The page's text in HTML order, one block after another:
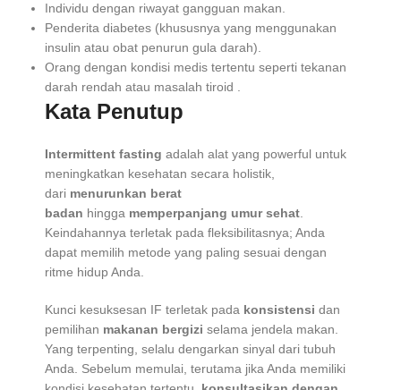
Individu dengan riwayat gangguan makan.
Penderita diabetes (khususnya yang menggunakan
insulin atau obat penurun gula darah).
Orang dengan kondisi medis tertentu seperti tekanan
darah rendah atau masalah tiroid
Kata Penutup
Intermittent fasting adalah alat yang powerful untuk
meningkatkan kesehatan secara holistik,
dari menurunkan berat
badan hingga memperpanjang umur sehat
Keindahannya terletak pada fleksibilitasnya; Anda
dapat memilih metode yang paling sesuai dengan
ritme hidup Anda.
Kunci kesuksesan IF terletak pada konsistensi dan
pemilihan makanan bergizi selama jendela makan.
Yang terpenting, selalu dengarkan sinyal dari tubuh
Anda. Sebelum memulai, terutama jika Anda memiliki